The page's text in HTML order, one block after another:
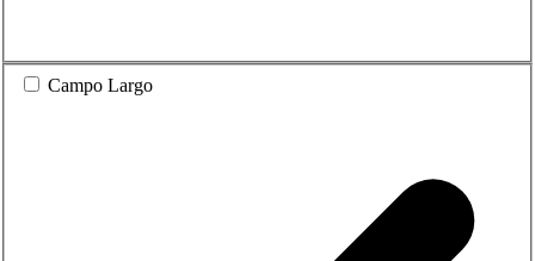
Campo Largo